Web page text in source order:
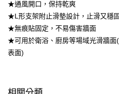
3.完整用戶服務條款，請詳閱以下連結：
★通風開口，保持乾爽
★L形支架附止滑墊設計，止滑又穩
★無痕貼固定，不易傷害牆面
★可用於衛浴、廚房等場域光滑牆面
表面)